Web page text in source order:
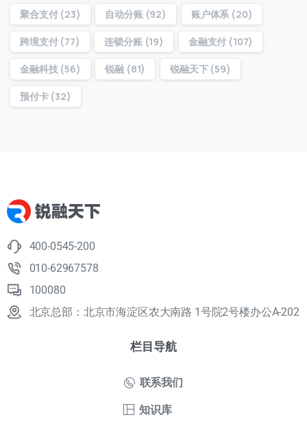
聚合支付(23) 自动分账(92) 账户体系 (20)
跨境支付(77) 连锁分账(19) 金融支付 (107)
金融科技(56) 锐融 (81) 锐融天下(59)
预付卡(32)
400-0545-200
010-62967578
100080
北京总部：北京市海淀区农大南路 1号院2号楼办公A-202
栏目导航
联系我们
知识库